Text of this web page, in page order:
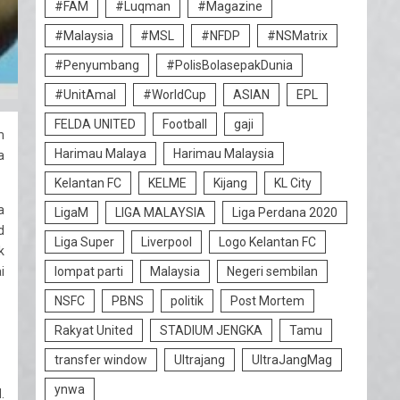
#FAM #Luqman #Magazine
#Malaysia #MSL #NFDP #NSMatrix
#Penyumbang #PolisBolasepakDunia
#UnitAmal #WorldCup ASIAN EPL
FELDA UNITED Football gaji
Harimau Malaya Harimau Malaysia
Kelantan FC KELME Kijang KL City
LigaM LIGA MALAYSIA Liga Perdana 2020
Liga Super Liverpool Logo Kelantan FC
lompat parti Malaysia Negeri sembilan
NSFC PBNS politik Post Mortem
Rakyat United STADIUM JENGKA Tamu
transfer window Ultrajang UltraJangMag
ynwa